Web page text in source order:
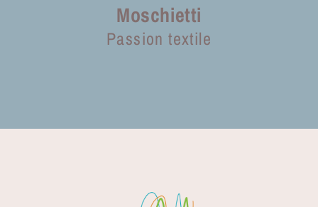
Moschietti
Passion textile